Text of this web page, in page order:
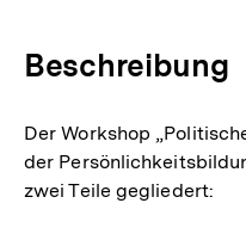
Beschreibung
Der Workshop
der
zwei Teile gegliedert: